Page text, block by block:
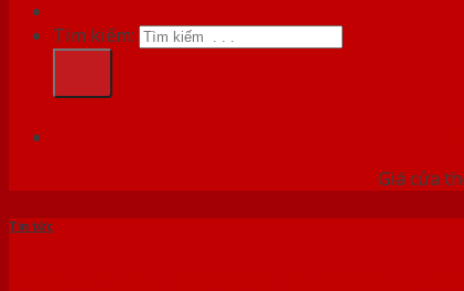
Tìm kiếm:
Giá cửa
Tin tức